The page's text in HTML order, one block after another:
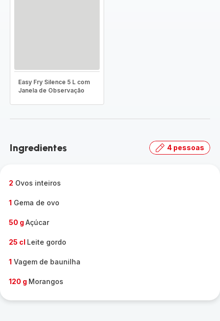
Easy Fry Silence 5 L com
Janela de Observação
Ingredientes 4 pessoas
2 Ovos inteiros
1 Gema de ovo
50 g Açúcar
25 cl Leite gordo
1 Vagem de baunilha
120 g Morangos